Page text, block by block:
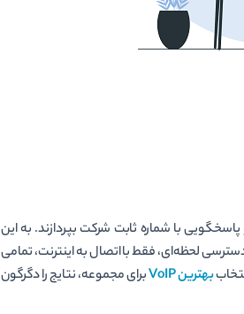
با شماره ثابت شرکت بپردازند. به این
لحظه‌ای، فقط با اتصال به اینترنت، تمامی
بهترین VoIP
برای مجموعه، نتایج را دگرگون